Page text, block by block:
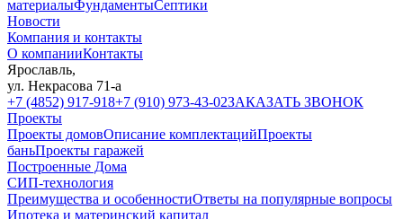
материалыФундаментыСептики
Новости
Компания и контакты
О компанииКонтакты
Ярославль,
ул. Некрасова 71-а
+7 (4852) 917-918+7 (910) 973-43-02ЗАКАЗАТЬ ЗВОНОК
Проекты
Проекты домовОписание комплектацийПроекты
баньПроекты гаражей
Построенные Дома
СИП-технология
Преимущества и особенностиОтветы на популярные вопросы
Ипотека и материнский капитал